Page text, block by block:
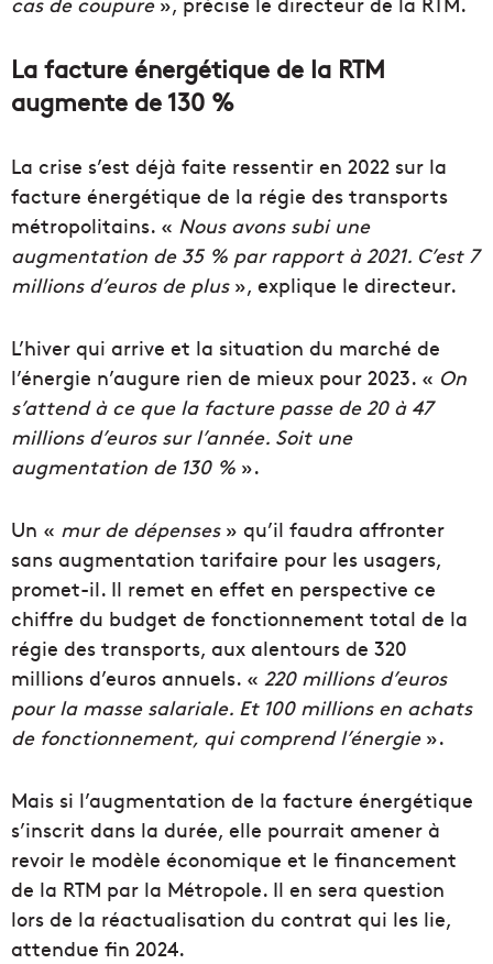
La facture énergétique de la RTM
augmente de 130 %
La crise s’est déjà faite ressentir en 2022 sur la
facture énergétique de la régie des transports
métropolitains. « Nous avons subi une
augmentation de 35 % par rapport à 2021. C’est 7
millions d’euros de plus », explique le directeur.
L’hiver qui arrive et la situation du marché de
l’énergie n’augure rien de mieux pour 2023. « On
s’attend à ce que la facture passe de 20 à 47
millions d’euros sur l’année. Soit une
augmentation de 130 % ».
Un « mur de dépenses» qu’il faudra affronter
sans augmentation tarifaire pour les usagers,
promet-il. Il remet en effet en perspective ce
chiffre du budget de fonctionnement total de la
régie des transports, aux alentours de 320
millions d’euros annuels. « 220 millions d’euros
pour la masse salariale. Et 100 millions en achats
de fonctionnement, qui comprend l’énergie».
Mais si l’augmentation de la facture énergétique
s’inscrit dans la durée, elle pourrait amener à
revoir le modèle économique et le financement
de la RTM par la Métropole. Il en sera question
lors de la réactualisation du contrat qui les lie,
attendue fin 2024.